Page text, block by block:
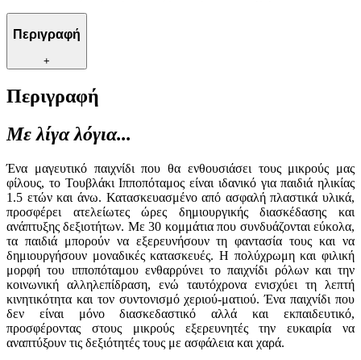
Περιγραφή
+
Περιγραφή
Με λίγα λόγια...
Ένα μαγευτικό παιχνίδι που θα ενθουσιάσει τους μικρούς μας
φίλους, το Τουβλάκι Ιπποπόταμος είναι ιδανικό για παιδιά ηλικίας
1.5 ετών και άνω. Κατασκευασμένο από ασφαλή πλαστικά υλικά,
προσφέρει ατελείωτες ώρες δημιουργικής διασκέδασης και
ανάπτυξης δεξιοτήτων. Με 30 κομμάτια που συνδυάζονται εύκολα,
τα παιδιά μπορούν να εξερευνήσουν τη φαντασία τους και να
δημιουργήσουν μοναδικές κατασκευές. Η πολύχρωμη και φιλική
μορφή του ιπποπόταμου ενθαρρύνει το παιχνίδι ρόλων και την
κοινωνική αλληλεπίδραση, ενώ ταυτόχρονα ενισχύει τη λεπτή
κινητικότητα και τον συντονισμό χεριού-ματιού. Ένα παιχνίδι που
δεν είναι μόνο διασκεδαστικό αλλά και εκπαιδευτικό,
προσφέροντας στους μικρούς εξερευνητές την ευκαιρία να
αναπτύξουν τις δεξιότητές τους με ασφάλεια και χαρά.